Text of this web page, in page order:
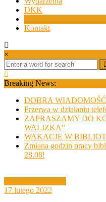
DKK
Kontakt
×
Breaking News:
DOBRA
Przerwa w działaniu
ZAPRASZAMY DO
WALIZKA”
WAKACJE W
Zmiana godzin pracy
28.08!
17 lutego 2022